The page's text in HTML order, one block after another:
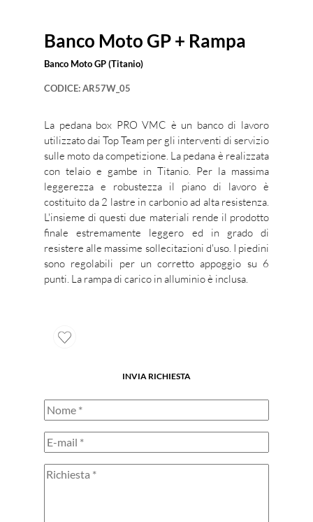
Banco Moto GP + Rampa
Banco Moto GP (Titanio)
CODICE:AR57W_05
La pedana box PRO VMC è un banco di lavoro
utilizzato dai Top Team per gli interventi di servizio
sulle moto da competizione. La pedana è realizzata
con telaio e gambe in Titanio. Per la massima
leggerezza e robustezza il piano di lavoro è
costituito da 2 lastre in carbonio ad alta resistenza.
L'insieme di questi due materiali rende il prodotto
finale estremamente leggero ed in grado di
resistere alle massime sollecitazioni d'uso. I piedini
sono regolabili per un corretto appoggio su 6
punti. La rampa di carico in alluminio è inclusa.
INVIA RICHIESTA